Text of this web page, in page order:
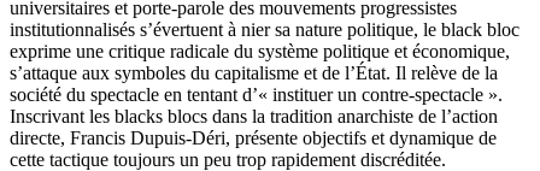
universitaires et porte-parole des mouvements progressistes
institutionnalisés s’évertuent à nier sa nature politique, le black bloc
exprime une critique radicale du système politique et économique,
s’attaque aux symboles du capitalisme et de l’État. Il relève de la
société du spectacle en tentant d’« instituer un contre-spectacle ».
Inscrivant les blacks blocs dans la tradition anarchiste de l’action
directe, Francis Dupuis-Déri, présente objectifs et dynamique de
cette tactique toujours un peu trop rapidement discréditée.